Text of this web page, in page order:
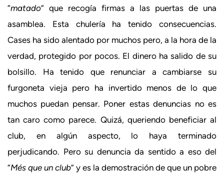
“matado” que recogía firmas a las puertas de una
asamblea. Esta chulería ha tenido consecuencias.
Cases ha sido alentado por muchos pero, a la hora de la
verdad, protegido por pocos. El dinero ha salido de su
bolsillo. Ha tenido que renunciar a cambiarse su
furgoneta vieja pero ha invertido menos de lo que
muchos puedan pensar. Poner estas denuncias no es
tan caro como parece. Quizá, queriendo beneficiar al
club, en algún aspecto, lo haya terminado
perjudicando. Pero su denuncia da sentido a eso del
“Més que un club” y es la demostración de que un pobre